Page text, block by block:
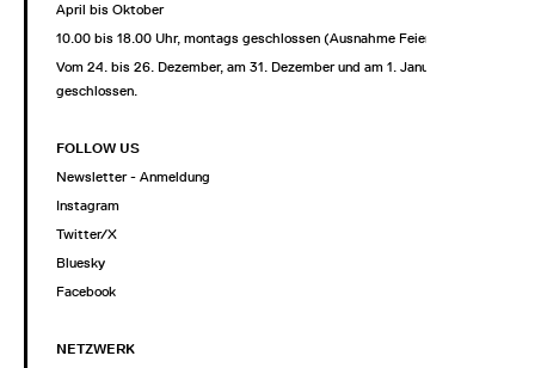
April bis Oktober
10.00 bis 18.00 Uhr, montags geschlossen (Ausnahme Feiertage)
Vom 24. bis 26. Dezember, am 31. Dezember und am 1. Januar
geschlossen.
FOLLOW US
Newsletter - Anmeldung
Instagram
Twitter/X
Bluesky
Facebook
NETZWERK